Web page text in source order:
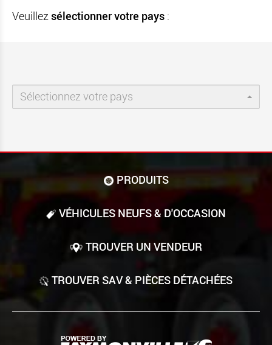
Veuillezsélectionner votre pays :
Sélectionnez votre pays
PRODUITS
VÉHICULES NEUFS & D'OCCASION
TROUVER UN VENDEUR
TROUVER SAV & PIÈCES DÉTACHÉES